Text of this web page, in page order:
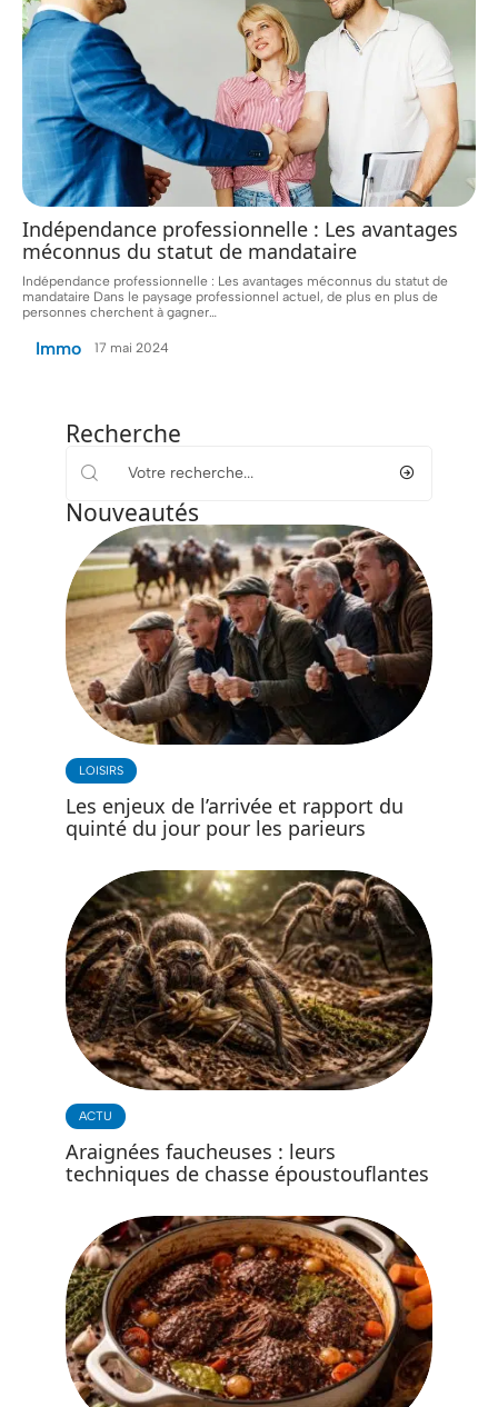
Indépendance professionnelle : Les avantages
méconnus du statut de mandataire
Indépendance professionnelle : Les avantages méconnus du statut de
mandataire Dans le paysage professionnel actuel, de plus en plus de
personnes cherchent à gagner
Immo 17 mai 2024
Recherche
Nouveautés
LOISIRS
Les enjeux de l’arrivée et rapport du
quinté du jour pour les parieurs
ACTU
Araignées faucheuses : leurs
techniques de chasse époustouflantes